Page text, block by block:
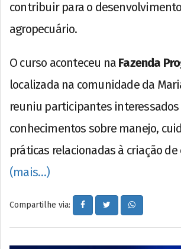
contribuir para o
agropecuário.
O curso aconteceu na Fazenda
localizada na comunidade da
reuniu participantes
conhecimentos sobre manejo,
práticas relacionadas à criação
(mais…)
Compartilhe via: